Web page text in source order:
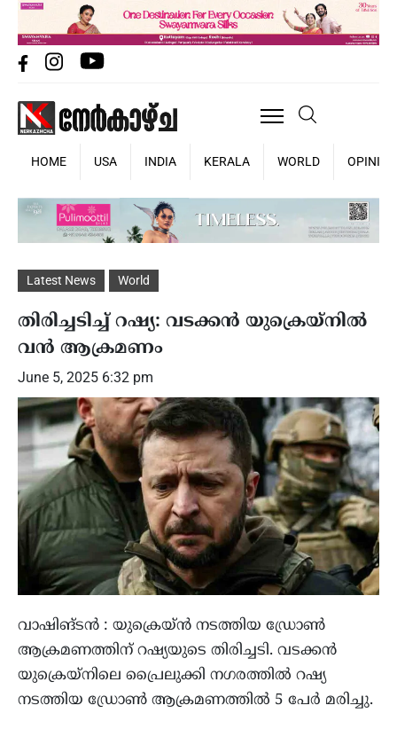
HOME USA INDIA KERALA WORLD OPINION
Latest News World
തിരിച്ചടിച്ച് റഷ്യ: വടക്കൻ യുക്രെയ്‌നിൽ
വൻ ആക്രമണം
June 5, 2025 6:32 pm
വാഷിങ്ടൻ : യുക്രെയ്ൻ നടത്തിയ ഡ്രോൺ
ആക്രമണത്തിന് റഷ്യയുടെ തിരിച്ചടി. വടക്കൻ
യുക്രെയ്‌നിലെ പ്രൈലുക്കി നഗരത്തിൽ റഷ്യ
നടത്തിയ ഡ്രോൺ ആക്രമണത്തിൽ 5 പേർ മരിച്ചു.